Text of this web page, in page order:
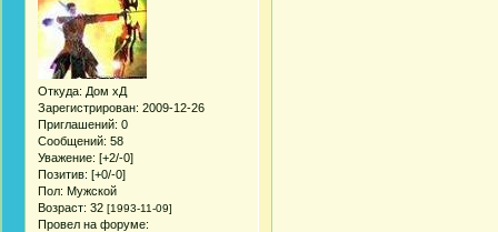
Откуда: Дом хД
Зарегистрирован: 2009-12-26
Приглашений: 0
Сообщений: 58
Уважение: [+2/-0]
Позитив: [+0/-0]
Пол: Мужской
Возраст: 32 [1993-11-09]
Провел на форуме: